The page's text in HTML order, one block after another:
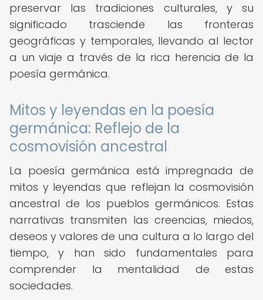
preservar las tradiciones culturales, y su
significado trasciende las fronteras
geográficas y temporales, llevando al lector
a un viaje a través de la rica herencia de la
poesía germánica.
Mitos y leyendas en la poesía
germánica: Reflejo de la
cosmovisión ancestral
La poesía germánica está impregnada de
mitos y leyendas que reflejan la cosmovisión
ancestral de los pueblos germánicos. Estas
narrativas transmiten las creencias, miedos,
deseos y valores de una cultura a lo largo del
tiempo, y han sido fundamentales para
comprender la mentalidad de estas
sociedades.